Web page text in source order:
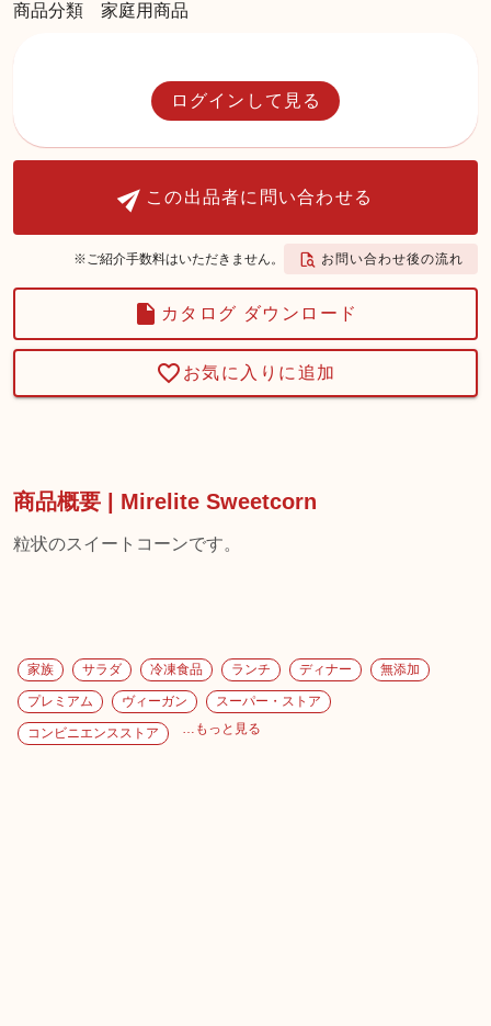
商品分類 家庭用商品
ログインして見る
この出品者に問い合わせる
※ご紹介手数料はいただきません。 お問い合わせ後の流れ
カタログ ダウンロード
お気に入りに追加
商品概要 | Mirelite Sweetcorn
粒状のスイートコーンです。
家族 サラダ 冷凍食品 ランチ ディナー 無添加
プレミアム ヴィーガン スーパー・ストア
コンビニエンスストア …もっと見る